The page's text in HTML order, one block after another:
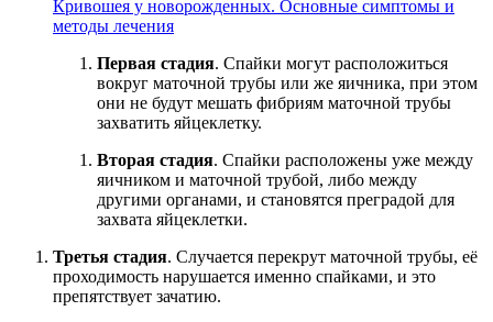
Кривошея у новорожденных. Основные симптомы и
методы лечения
Первая стадия. Спайки могут расположиться
вокруг маточной трубы или же яичника, при этом
они не будут мешать фибриям маточной трубы
захватить яйцеклетку.
Вторая стадия. Спайки расположены уже между
яичником и маточной трубой, либо между
другими органами, и становятся преградой для
захвата яйцеклетки.
Третья стадия. Случается перекрут маточной трубы, её
проходимость нарушается именно спайками, и это
препятствует зачатию.